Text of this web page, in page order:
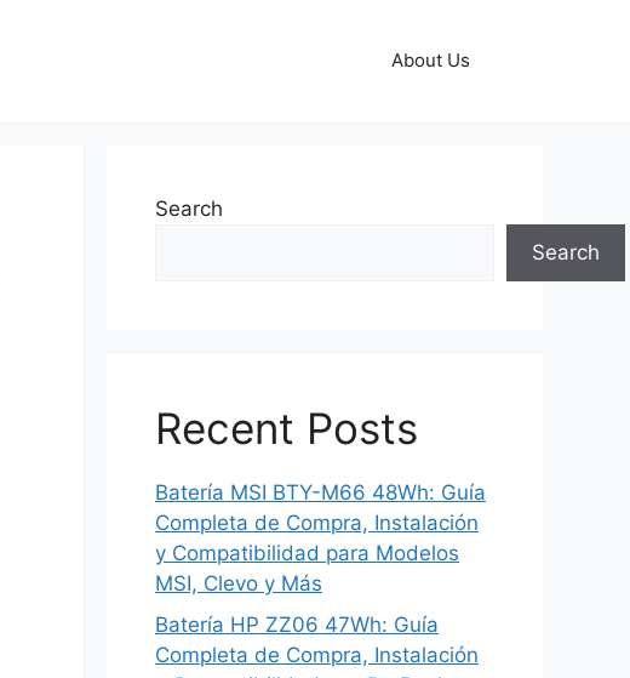
About Us
Search
Search
Recent Posts
Batería MSI BTY-M66 48Wh: Guía
Completa de Compra, Instalación
y Compatibilidad para Modelos
MSI, Clevo y Más
Batería HP ZZ06 47Wh: Guía
Completa de Compra, Instalación